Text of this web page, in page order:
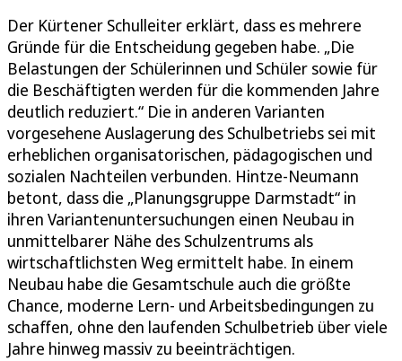
Der Kürtener Schulleiter erklärt, dass es mehrere
Gründe für die Entscheidung gegeben habe. „Die
Belastungen der Schülerinnen und Schüler sowie für
die Beschäftigten werden für die kommenden Jahre
deutlich reduziert.“ Die in anderen Varianten
vorgesehene Auslagerung des Schulbetriebs sei mit
erheblichen organisatorischen, pädagogischen und
sozialen Nachteilen verbunden. Hintze-Neumann
betont, dass die „Planungsgruppe Darmstadt“ in
ihren Variantenuntersuchungen einen Neubau in
unmittelbarer Nähe des Schulzentrums als
wirtschaftlichsten Weg ermittelt habe. In einem
Neubau habe die Gesamtschule auch die größte
Chance, moderne Lern- und Arbeitsbedingungen zu
schaffen, ohne den laufenden Schulbetrieb über viele
Jahre hinweg massiv zu beeinträchtigen.